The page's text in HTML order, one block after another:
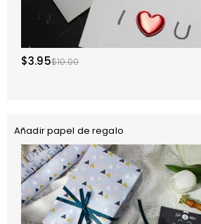
$3.95$10.00
Añadir papel de regalo